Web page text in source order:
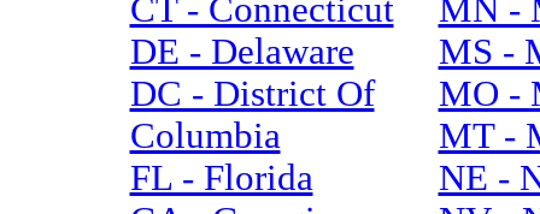
CT - Connecticut
DE - Delaware
DC - District Of
Columbia
FL - Florida
MN -
MS -
MO -
MT -
NE -